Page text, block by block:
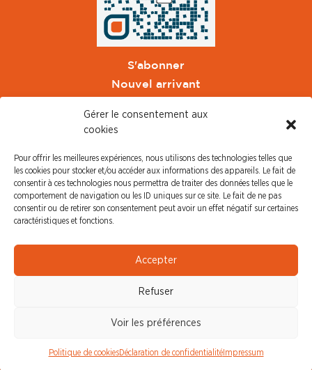
Gérer le consentement aux
cookies
Pour offrir les meilleures expériences, nous utilisons des technologies telles que
les cookies pour stocker et/ou accéder aux informations des appareils. Le fait de
consentir à ces technologies nous permettra de traiter des données telles que le
comportement de navigation ou les ID uniques sur ce site. Le fait de ne pas
consentir ou de retirer son consentement peut avoir un effet négatif sur certaines
caractéristiques et fonctions.
Accepter
Refuser
Voir les préférences
Politique de cookiesDéclaration de confidentialitéImpressum
S'abonner
Nouvel arrivant
CFDT Cadres
CFDT Retraités
L'UFFA
PRESSE
Communiqué de Presse
Revue de Presse
© CFDT Orange | Mentions Légales |
Protection des